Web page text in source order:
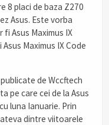
8 placi de baza Z270
Asus. Este vorba
Asus Maximus IX
Maximus IX Code
de Wccftech
pe care cei de la Asus
luna Ianuarie. Prin
dintre viitoarele